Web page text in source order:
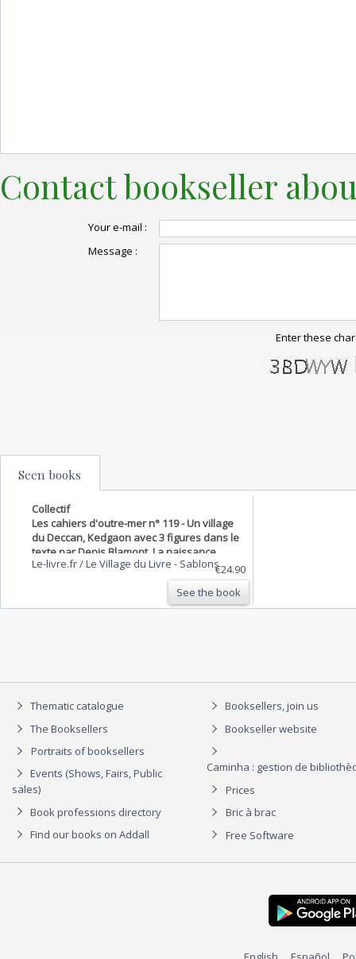
Contact bookseller
Your e-mail :
Message :
Enter these
Seen books
Collectif
Les cahiers d'outre-mer n° 119 - Un village
du Deccan, Kedgaon avec 3 figures dans le
texte par Denis Blamont, La naissance
d'une économie moderne dans le Sultanat
d'Oman, avec 4 figures dans le texte par
Le-livre.fr / Le Village du Livre - Sablons€24.90
See the book
Thematic catalogue
The Booksellers
Portraits of booksellers
Events (Shows, Fairs, Public
sales)
Book professions directory
Find our books on Addall
Booksellers, join us
Bookseller website
Caminha : gestion de
Prices
Bric à brac
Free Software